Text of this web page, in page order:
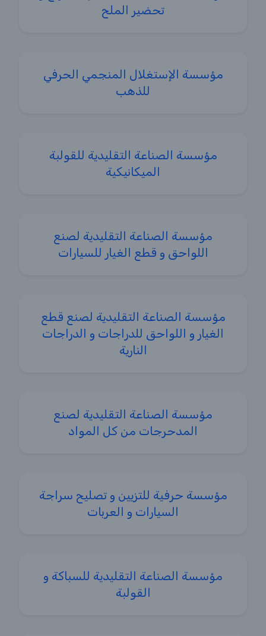
تحضير الملح
مؤسسة الإستغلال المنجمي الحرفي
للذهب
مؤسسة الصناعة التقليدية للقولبة
الميكانيكية
مؤسسة الصناعة التقليدية لصنع
اللواحق و قطع الغيار للسيارات
مؤسسة الصناعة التقليدية لصنع قطع
الغيار و اللواحق للدراجات و الدراجات
النارية
مؤسسة الصناعة التقليدية لصنع
المدحرجات من كل المواد
مؤسسة حرفية للتزيين و تصليح سراجة
السيارات و العربات
مؤسسة الصناعة التقليدية للسباكة و
القولبة